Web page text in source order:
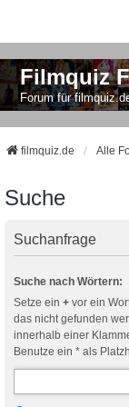
Filmquiz
Forum für
filmquiz.de Alle
Suche
Suchanfrage
Suche nach Wörtern:
Setze ein + vor ein
das nicht gefunden
innerhalb einer
Benutze ein * als